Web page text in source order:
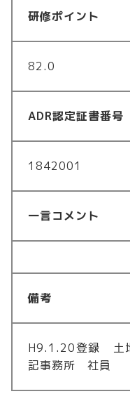
研修ポイント
82.0
ADR認定証書番号
1842001
一言コメント
備考
H9.1.20登録 土
記事務所 社員